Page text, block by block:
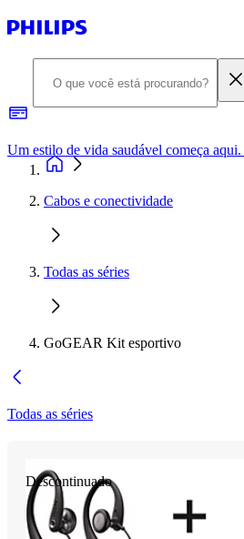
Cabos e conectividade
Todas as séries
GoGEAR Kit esportivo
Todas as séries
Descontinuado